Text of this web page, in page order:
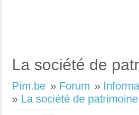
La société de
Pim.be » Forum »
» La société de